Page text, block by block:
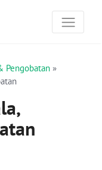
Pengobatan »